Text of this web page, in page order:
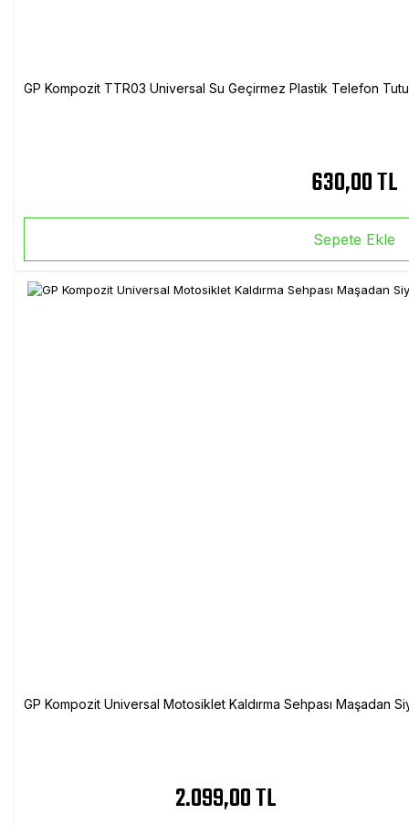
GP Kompozit TTR03 Universal Su Geçirmez Plastik Telefon
630,00 TL
Sepete Ekle
GP Kompozit Universal Motosiklet Kaldırma Sehpası Maşadan
2.099,00 TL